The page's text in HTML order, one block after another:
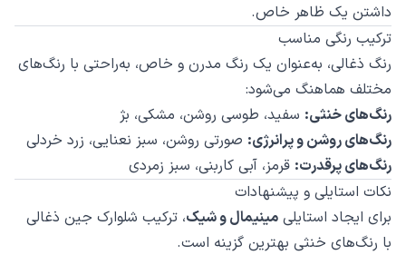
داشتن یک ظاهر خاص.
ترکیب رنگی مناسب
رنگ ذغالی، به‌عنوان یک رنگ مدرن و خاص، به‌راحتی با رنگ‌های
مختلف هماهنگ می‌شود:
رنگ‌های خنثی: سفید، طوسی روشن، مشکی، بژ
رنگ‌های روشن و پرانرژی: صورتی روشن، سبز نعنایی، زرد خردلی
رنگ‌های پرقدرت: قرمز، آبی کاربنی، سبز زمردی
نکات استایلی و پیشنهادات
برای ایجاد استایلی مینیمال و شیک، ترکیب شلوارک جین ذغالی
با رنگ‌های خنثی بهترین گزینه است.